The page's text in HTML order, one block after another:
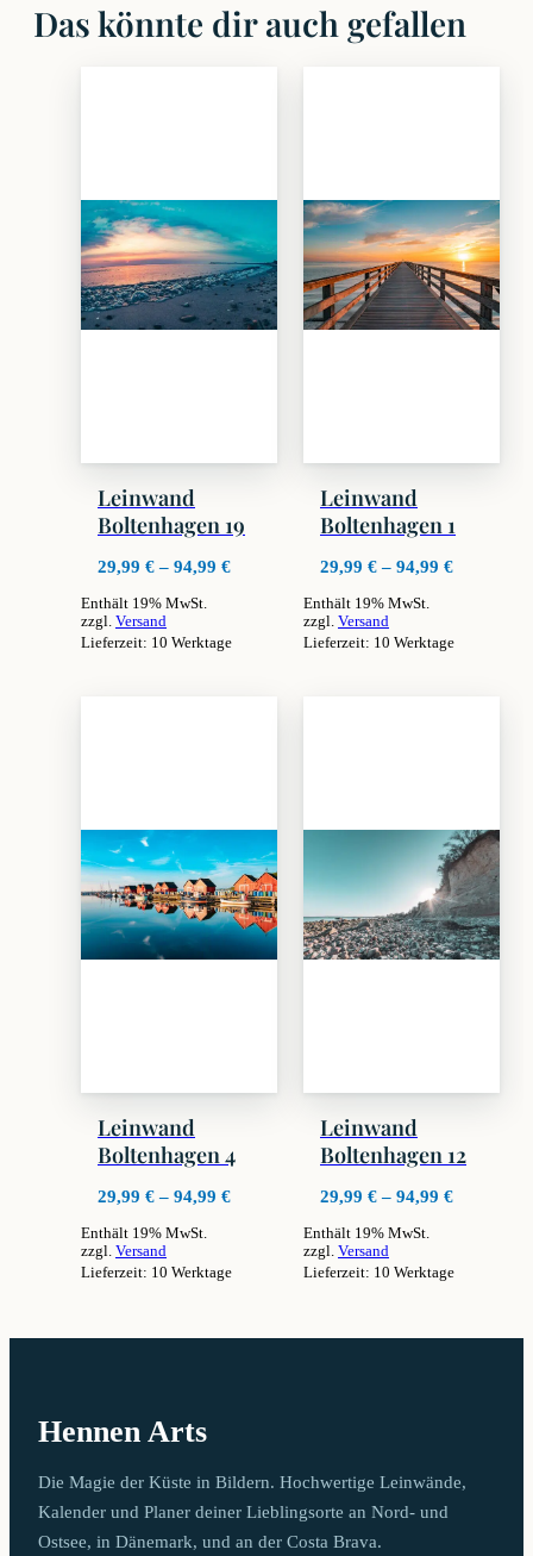
Das könnte dir auch gefallen
Leinwand
Boltenhagen 19
29,99 € – 94,99 €Preisspanne:
Enthält 19% MwSt.
zzgl. Versand
Lieferzeit: 10 Werktage
Optionen
können
auf
der
Produktseite
gewählt
werden
Leinwand
Boltenhagen 1
29,99 € – 94,99 €
Enthält 19% MwSt.
zzgl. Versand
Lieferzeit: 10 Werktage
Optionen
der
Produktseite
gewählt
werden
Leinwand
Boltenhagen 4
29,99 € – 94,99 €Preisspanne:
Enthält 19% MwSt.
zzgl. Versand
Lieferzeit: 10 Werktage
Die
können
auf
der
Produktseite
Leinwand
Boltenhagen 12
29,99 € – 94,99 €
Enthält 19% MwSt.
zzgl. Versand
Lieferzeit: 10 Werktage
können
der
Produktseite
Hennen Arts
Die Magie der Küste in Bildern. Hochwertige Leinwände,
Kalender und Planer deiner Lieblingsorte an Nord- und
Ostsee, in Dänemark, und an der Costa Brava.